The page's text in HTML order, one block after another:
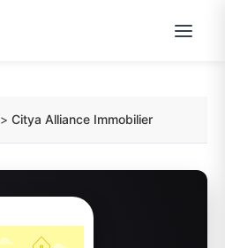
>Citya Alliance Immobilier